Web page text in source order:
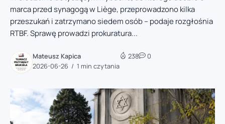
marca przed synagogą w Liège, przeprowadzono kilka
przeszukań i zatrzymano siedem osób – podaje rozgłośnia
RTBF. Sprawę prowadzi prokuratura...
Mateusz Kapica
2026-06-26
1 min czytania
238 0